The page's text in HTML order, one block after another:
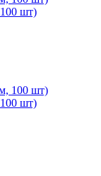
шт)
шт)